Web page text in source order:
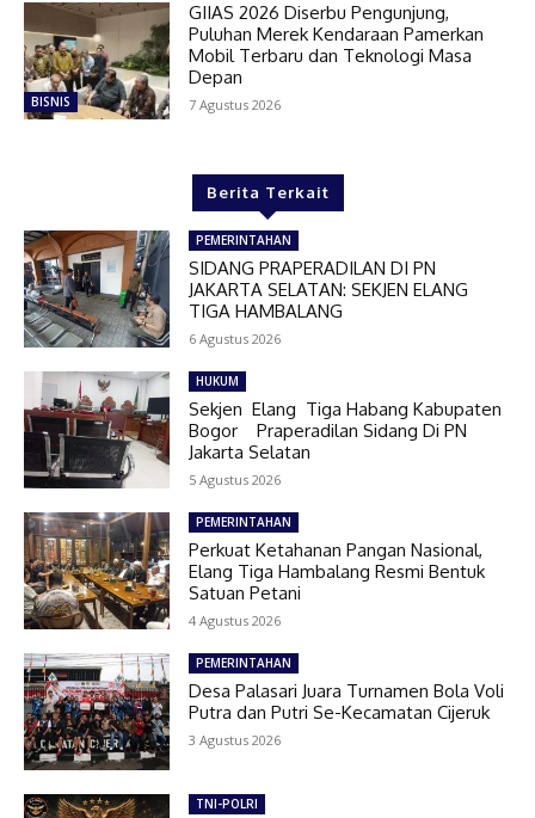
BISNIS
GIIAS 2026 Diserbu Pengunjung,
Puluhan Merek Kendaraan Pamerkan
Mobil Terbaru dan Teknologi Masa
Depan
7 Agustus 2026
Berita Terkait
PEMERINTAHAN
SIDANG PRAPERADILAN DI PN
JAKARTA SELATAN: SEKJEN ELANG
TIGA HAMBALANG
6 Agustus 2026
HUKUM
Sekjen Elang Tiga Habang Kabupaten
Bogor Praperadilan Sidang Di PN
Jakarta Selatan
5 Agustus 2026
PEMERINTAHAN
Perkuat Ketahanan Pangan Nasional,
Elang Tiga Hambalang Resmi Bentuk
Satuan Petani
4 Agustus 2026
PEMERINTAHAN
Desa Palasari Juara Turnamen Bola Voli
Putra dan Putri Se-Kecamatan Cijeruk
3 Agustus 2026
TNI-POLRI